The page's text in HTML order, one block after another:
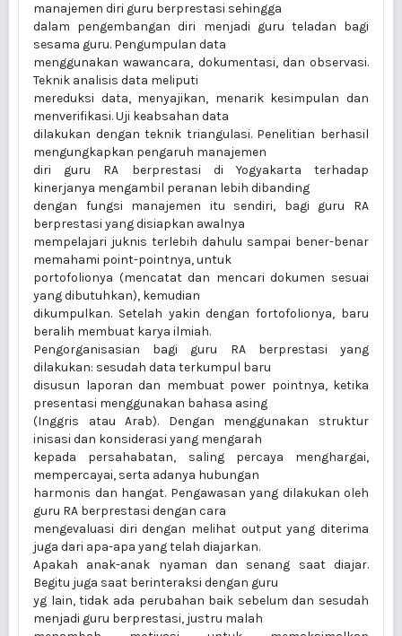
manajemen diri guru berprestasi sehingga
dalam pengembangan diri menjadi guru teladan bagi
sesama guru. Pengumpulan data
menggunakan wawancara, dokumentasi, dan observasi.
Teknik analisis data meliputi
mereduksi data, menyajikan, menarik kesimpulan dan
menverifikasi. Uji keabsahan data
dilakukan dengan teknik triangulasi. Penelitian berhasil
mengungkapkan pengaruh manajemen
diri guru RA berprestasi di Yogyakarta terhadap
kinerjanya mengambil peranan lebih dibanding
dengan fungsi manajemen itu sendiri, bagi guru RA
berprestasi yang disiapkan awalnya
mempelajari juknis terlebih dahulu sampai bener-benar
memahami point-pointnya, untuk
portofolionya (mencatat dan mencari dokumen sesuai
yang dibutuhkan), kemudian
dikumpulkan. Setelah yakin dengan fortofolionya, baru
beralih membuat karya ilmiah.
Pengorganisasian bagi guru RA berprestasi yang
dilakukan: sesudah data terkumpul baru
disusun laporan dan membuat power pointnya, ketika
presentasi menggunakan bahasa asing
(Inggris atau Arab). Dengan menggunakan struktur
inisasi dan konsiderasi yang mengarah
kepada persahabatan, saling percaya menghargai,
mempercayai, serta adanya hubungan
harmonis dan hangat. Pengawasan yang dilakukan oleh
guru RA berprestasi dengan cara
mengevaluasi diri dengan melihat output yang diterima
juga dari apa-apa yang telah diajarkan.
Apakah anak-anak nyaman dan senang saat diajar.
Begitu juga saat berinteraksi dengan guru
yg lain, tidak ada perubahan baik sebelum dan sesudah
menjadi guru berprestasi, justru malah